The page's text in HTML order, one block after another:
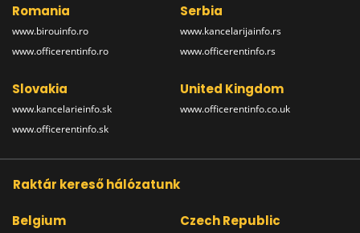
Romania
www.birouinfo.ro
www.officerentinfo.ro
Serbia
www.kancelarijainfo.rs
www.officerentinfo.rs
Slovakia
www.kancelarieinfo.sk
www.officerentinfo.sk
United Kingdom
www.officerentinfo.co.uk
Raktár kereső hálózatunk
Belgium Czech Republic